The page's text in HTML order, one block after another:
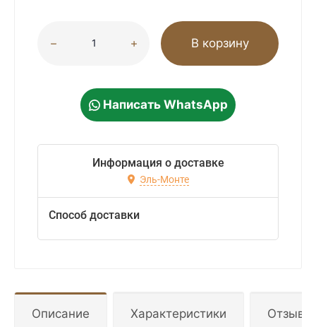
В корзину
Написать WhatsApp
Информация о доставке
Эль-Монте
Способ доставки
Описание Характеристики